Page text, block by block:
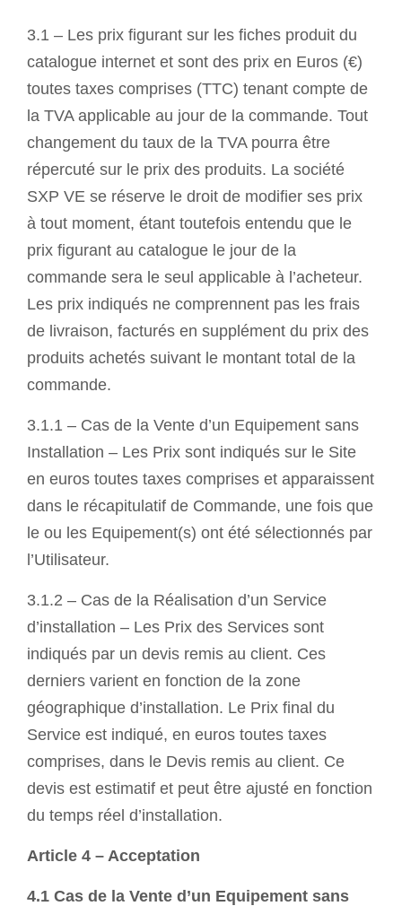
3.1 – Les prix figurant sur les fiches produit du
catalogue internet et sont des prix en Euros (€)
toutes taxes comprises (TTC) tenant compte de
la TVA applicable au jour de la commande. Tout
changement du taux de la TVA pourra être
répercuté sur le prix des produits. La société
SXP VE se réserve le droit de modifier ses prix
à tout moment, étant toutefois entendu que le
prix figurant au catalogue le jour de la
commande sera le seul applicable à l’acheteur.
Les prix indiqués ne comprennent pas les frais
de livraison, facturés en supplément du prix des
produits achetés suivant le montant total de la
commande.
3.1.1 – Cas de la Vente d’un Equipement sans
Installation – Les Prix sont indiqués sur le Site
en euros toutes taxes comprises et apparaissent
dans le récapitulatif de Commande, une fois que
le ou les Equipement(s) ont été sélectionnés par
l’Utilisateur.
3.1.2 – Cas de la Réalisation d’un Service
d’installation – Les Prix des Services sont
indiqués par un devis remis au client. Ces
derniers varient en fonction de la zone
géographique d’installation. Le Prix final du
Service est indiqué, en euros toutes taxes
comprises, dans le Devis remis au client. Ce
devis est estimatif et peut être ajusté en fonction
du temps réel d’installation.
Article 4 – Acceptation
4.1 Cas de la Vente d’un Equipement sans